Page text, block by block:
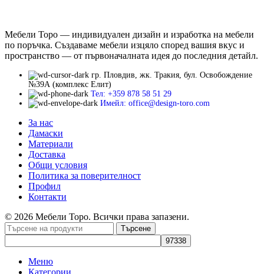
Мебели Торо — индивидуален дизайн и изработка на мебели
по поръчка. Създаваме мебели изцяло според вашия вкус и
пространство — от първоначалната идея до последния детайл.
гр. Пловдив, жк. Тракия, бул. Освобождение
№39А (комплекс Елит)
Тел: +359 878 58 51 29
Имейл: office@design-toro.com
За нас
Дамаски
Материали
Доставка
Общи условия
Политика за поверителност
Профил
Контакти
© 2026 Мебели Торо. Всички права запазени.
Търсене
Меню
Категории